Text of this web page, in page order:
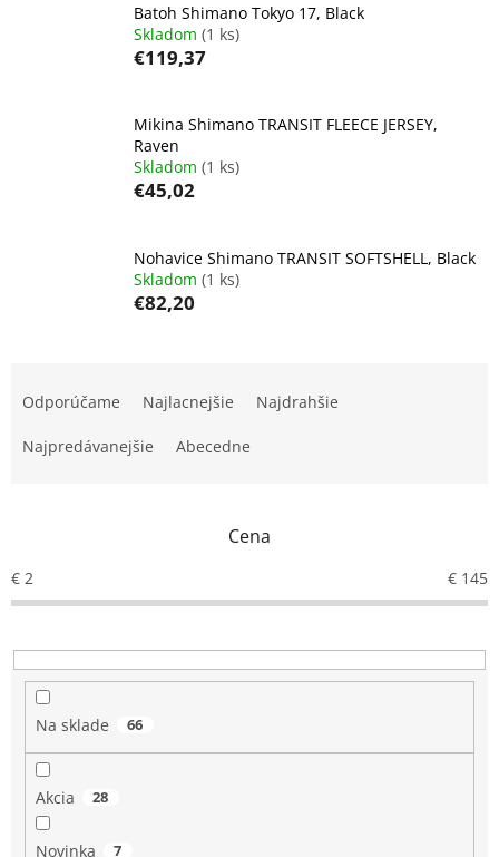
Batoh Shimano Tokyo 17, Black
Skladom (1 ks)
€119,37
Mikina Shimano TRANSIT FLEECE JERSEY,
Raven
Skladom (1 ks)
€45,02
Nohavice Shimano TRANSIT SOFTSHELL, Black
Skladom (1 ks)
€82,20
r
o
u
k
Odporúčame Najlacnejšie Najdrahšie
Najpredávanejšie Abecedne
Cena
€ 2 € 145
Na sklade 66
Akcia 28
Novinka 7